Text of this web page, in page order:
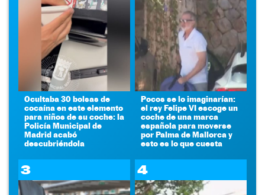
Ocultaba 30 bolsas de
cocaína en este elemento
para niños de su coche: la
Policía Municipal de
Madrid acabó
descubriéndola
Pocos se lo imaginarían:
el rey Felipe VI escoge un
coche de una marca
española para moverse
por Palma de Mallorca y
esto es lo que cuesta
3 4